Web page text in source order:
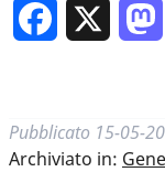
Facebook
Pubblicato 15-05-
Archiviato in: